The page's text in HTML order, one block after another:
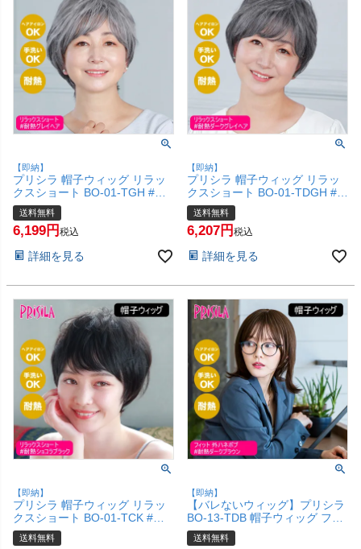
【即納】
プリシラ 帽子ウィッグ リラッ
クスショート BO-01-TGH #耐
熱グレイヘア Mサイズ(約54～
60cm)【医療用 フルウィッグ
かつら 和装 かわいい 可愛い 小
ボブ 】【宅配便送料無料】
送料無料
6,199 税込
詳細を見る
【即納】
プリシラ 帽子ウィッグ リラッ
クスショート BO-01-TDGH #耐
熱ダークグレイヘア Mサイズ
(約54～60cm)【医療用 フルウ
ィッグ かつら 和装 かわいい 可
け 女性 ボブ 】【宅配便送料無
送料無料
6,207 税込
詳細を見る
【即納】
プリシラ 帽子ウィッグ リラッ
クスショート BO-01-TCK #耐
熱ショコラブラック Mサイズ
(約54～60cm) 【医療用 フルウ
送料無料
【即納】
【バレないウィッグ】プリシラ
BO-13-TDB 帽子ウィッグ フィ
ット 外ハネボブ #耐熱ダークブ
ラウン Sサイズ(約52～56ccm)
送料無料